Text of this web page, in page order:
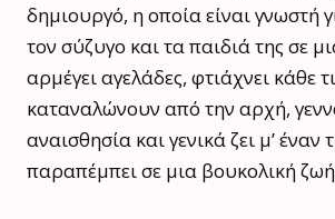
δημιουργό, η οποία είναι γνωστή
τον σύζυγο και τα παιδιά της σε
αρμέγει αγελάδες, φτιάχνει κάθε
καταναλώνουν από την αρχή,
αναισθησία και γενικά ζει μ’
παραπέμπει σε μια βουκολική